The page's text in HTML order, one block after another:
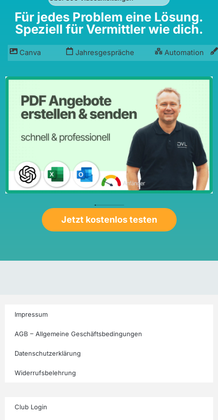
Für jedes Problem eine Lösung.
Speziell für Vermittler wie dich.
Canva Jahresgespräche Automation
Jetzt kostenlos testen
Impressum
AGB – Allgemeine Geschäftsbedingungen
Datenschutzerklärung
Widerrufsbelehrung
Club Login